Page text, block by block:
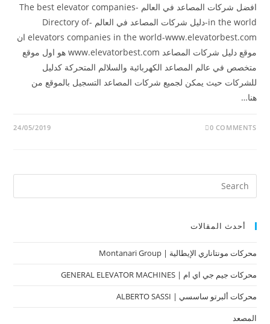
افضل شركات المصاعد في العالم -The best elevator companies
in the world-دليل شركات المصاعد في العالم -Directory of
elevators companies in the world-www.elevatorbest.com ان
موقع دليل شركات المصاعد www.elevatorbest.com هو اول موقع
متخصص في عالم المصاعد الكهربائية والسلالم المتحركة كدليل
للشركات حيث يمكن لجميع شركات المصاعد التسجيل بالموقع من
هنا…
0 COMMENTS
24/05/2019
أحدث المقالات
محركات مونتاناري الإيطالية | Montanari Group
محركات جيم جي اي ام | GENERAL ELEVATOR MACHINES
محركات ألبرتو ساسسي | ​​​ALBERTO SASSI
المصعد